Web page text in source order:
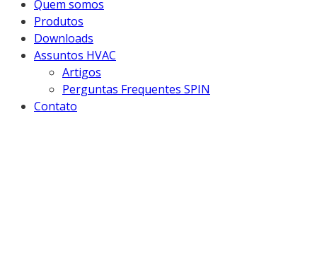
Quem somos
Produtos
Downloads
Assuntos HVAC
Artigos
Perguntas Frequentes SPIN
Contato